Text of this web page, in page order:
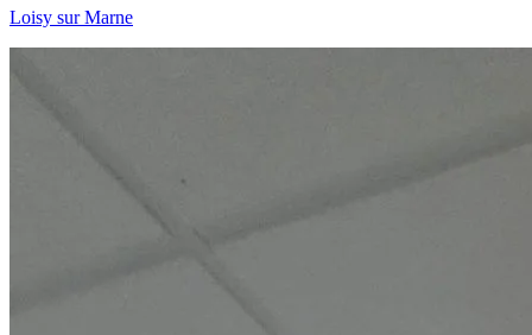
Loisy sur Marne